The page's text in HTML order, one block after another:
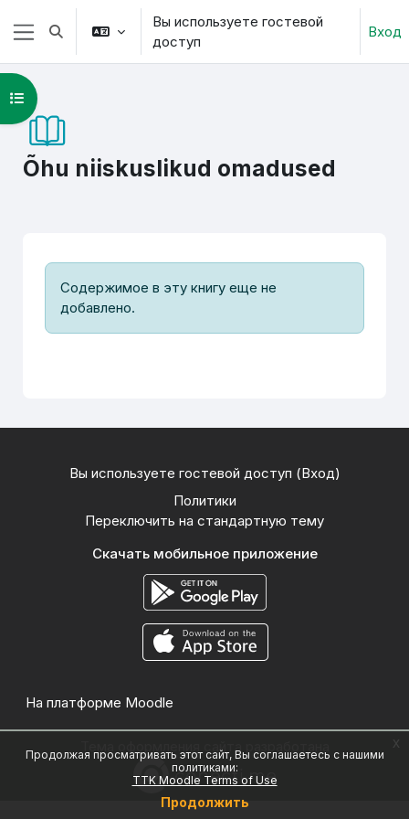
Перейти к основному содержанию
Продолжая просматривать этот сайт, Вы соглашаетесь с нашими
политиками:
TTK Moodle Terms of Use
Продолжить
x
Боковая панель
Изменить данные поисковой строки
Вы используете гостевой
доступ
Вход
Õhu niiskuslikud omadused
Открыть оглавление курса
Содержимое в эту книгу еще не
добавлено.
Вы используете гостевой доступ (Вход)
Политики
Переключить на стандартную тему
Скачать мобильное приложение
На платформе Moodle
Тема оформления сайта разработана